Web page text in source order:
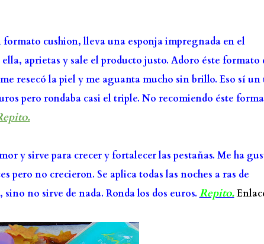
formato cushion, lleva una esponja impregnada en el
aprietas y sale el producto justo. Adoro éste formato
resecó la piel y me aguanta mucho sin brillo. Eso sí un
pero rondaba casi el triple. No recomiendo éste
y sirve para crecer y fortalecer las pestañas. Me ha
pero no crecieron. Se aplica todas las noches a ras de
no sirve de nada. Ronda los dos euros. Repito.